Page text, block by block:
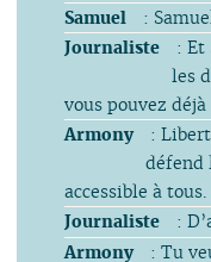
Samuel
:
Journaliste
: Et
les
vous pouvez
Armony
:
défend
accessible à tous.
Journaliste
:
Armony
: Tu